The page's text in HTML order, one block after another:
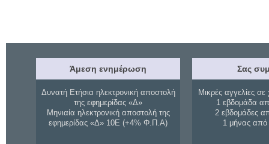
Άμεση ενημέρωση
Δυνατή Ετήσια ηλεκτρονική αποστολή
της εφημερίδας «Δ»
Μηνιαία ηλεκτρονική αποστολή της
εφημερίδας «Δ» 10Ε (+4% Φ.Π.Α)
Σας
Μικρές αγγελίες σε
1 εβδομάδα
2 εβδομάδες
1 μήνας